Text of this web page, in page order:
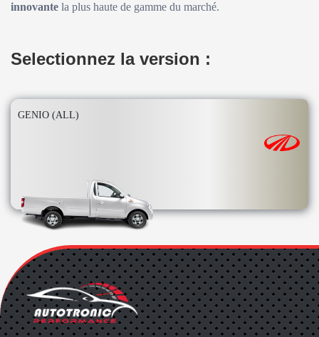
innovante la plus haute de gamme du marché.
Selectionnez la version :
GENIO (ALL)